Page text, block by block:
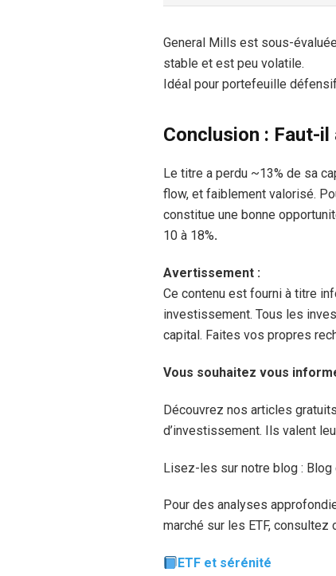
General Mills est sous-
stable et est peu volatile.
Idéal pour portefeuille
Conclusion : Faut-
Le titre a perdu ~13% de sa
flow, et faiblement valorisé.
constitue une bonne
10 à 18%.
Avertissement :
Ce contenu est fourni à titre
investissement. Tous les
capital. Faites vos propres
Vous souhaitez vous
Découvrez nos articles
d’investissement. Ils valent
Lisez-les sur notre blog : Blog
Pour des analyses
marché sur les ETF, consultez
ETF et sérénité